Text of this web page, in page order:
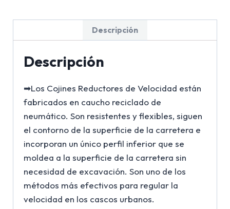
Descripción
Descripción
➡Los Cojines Reductores de Velocidad están
fabricados en caucho reciclado de
neumático. Son resistentes y flexibles, siguen
el contorno de la superficie de la carretera e
incorporan un único perfil inferior que se
moldea a la superficie de la carretera sin
necesidad de excavación. Son uno de los
métodos más efectivos para regular la
velocidad en los cascos urbanos.